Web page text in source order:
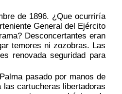
de 1896. ¿Que ocurriría
General del Ejército
Desconcertantes eran
temores ni zozobras. Las
renovada seguridad para
pasado por manos de
las cartucheras libertadoras